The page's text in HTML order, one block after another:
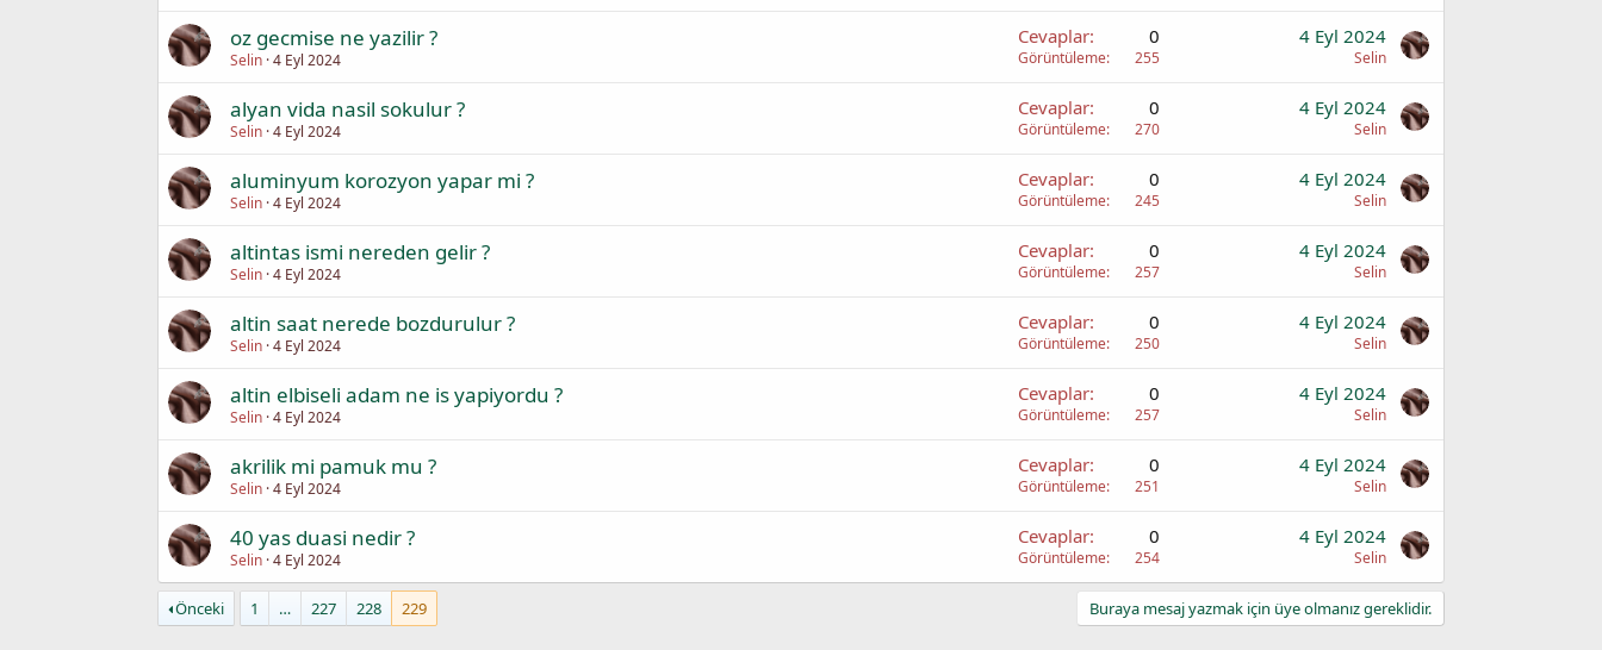
oz gecmise ne yazilir ?
Selin 4 Eyl 2024
Cevaplar 0
Görüntüleme 255
4 Eyl 2024
Selin
alyan vida nasil sokulur ?
Selin 4 Eyl 2024
Cevaplar 0
Görüntüleme 270
4 Eyl 2024
Selin
aluminyum korozyon yapar mi ?
Selin 4 Eyl 2024
Cevaplar 0
Görüntüleme 245
4 Eyl 2024
Selin
altintas ismi nereden gelir ?
Selin 4 Eyl 2024
Cevaplar 0
Görüntüleme 257
4 Eyl 2024
Selin
altin saat nerede bozdurulur ?
Selin 4 Eyl 2024
Cevaplar 0
Görüntüleme 250
4 Eyl 2024
Selin
altin elbiseli adam ne is yapiyordu ?
Selin 4 Eyl 2024
Cevaplar 0
Görüntüleme 257
4 Eyl 2024
Selin
akrilik mi pamuk mu ?
Selin 4 Eyl 2024
Cevaplar 0
Görüntüleme 251
4 Eyl 2024
Selin
40 yas duasi nedir ?
Selin 4 Eyl 2024
Cevaplar 0
Görüntüleme 254
4 Eyl 2024
Selin
Önceki 1 … 227 228 229 Buraya mesaj yazmak için üye olmanız gereklidir.